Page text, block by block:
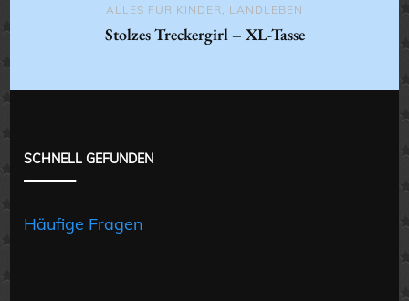
ALLES FÜR KINDER, LANDLEBEN
Stolzes Treckergirl – XL-Tasse
SCHNELL GEFUNDEN
Häufige Fragen